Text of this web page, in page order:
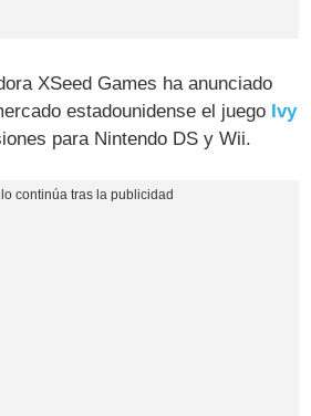
XSeed Games ha anunciado
estadounidense el juego Ivy
para Nintendo DS y Wii.